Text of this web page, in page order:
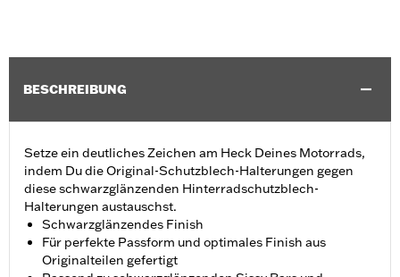
BESCHREIBUNG
Setze ein deutliches Zeichen am Heck Deines Motorrads,
indem Du die Original-Schutzblech-Halterungen gegen
diese schwarzglänzenden Hinterradschutzblech-
Halterungen austauschst.
Schwarzglänzendes Finish
Für perfekte Passform und optimales Finish aus
Originalteilen gefertigt